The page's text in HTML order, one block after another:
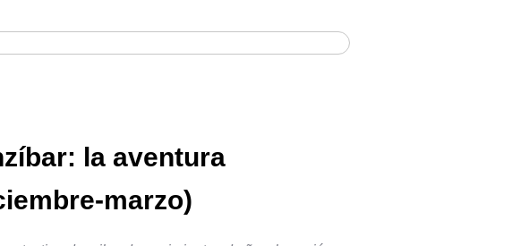
la aventura
marzo)